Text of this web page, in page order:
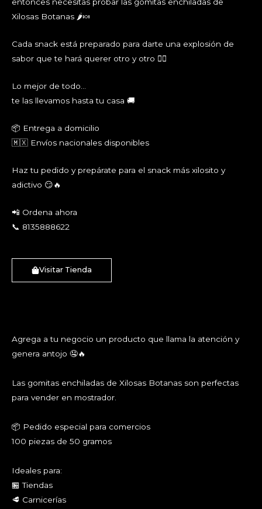
Xilosas Botanas 🌶️🍬
Cada snack está preparado para darte una explosión de
sabor que te hará querer otro y otro 😮‍🔥
Lo mejor de todo…
te las llevamos hasta tu casa 🚚
📦 Entrega a domicilio
🇲🇽 Envíos nacionales disponibles
Haz tu pedido y prepárate para el snack más xilosito y
adictivo 😏🔥
📲 Ordena ahora
📞 8135888622
Visitar Tienda
Agrega a tu negocio un producto que llama la atención y
genera antojo 🤤🔥
Las gomitas enchiladas de Xilosas Botanas son perfectas
para vender en mostrador.
📦 Pedido especial para comercios
100 piezas de 50 gramos
Ideales para:
🏪 Tiendas
🥩 Carnicerías